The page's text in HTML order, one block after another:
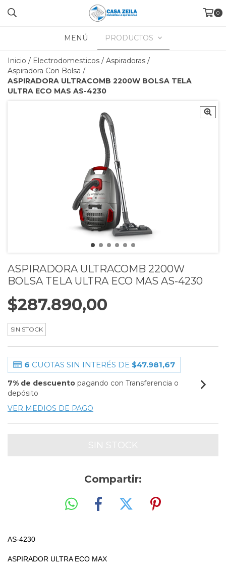
0
MENÚ PRODUCTOS
Inicio / Electrodomesticos / Aspiradoras /
Aspiradora Con Bolsa /
ASPIRADORA ULTRACOMB 2200W BOLSA TELA
ULTRA ECO MAS AS-4230
ASPIRADORA ULTRACOMB 2200W
BOLSA TELA ULTRA ECO MAS AS-4230
$287.890,00
SIN STOCK
6 CUOTAS SIN INTERÉS DE $47.981,67
7% de descuento pagando con Transferencia o
depósito
VER MEDIOS DE PAGO
Compartir:
AS-4230
ASPIRADOR ULTRA ECO MAX